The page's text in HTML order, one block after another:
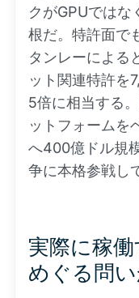
クがGPUではな
根だ。特許面で
タンレーによる
ット関連特許を
5倍に相当する
ットフォームを
へ400億ドル規
争に本格参戦し
実際に稼
めぐる問